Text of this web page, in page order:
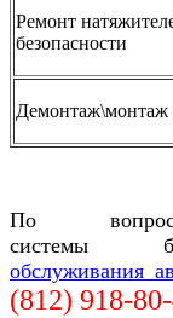
Ремонт
безопасности
Демонтаж\монтаж
По
системы
обслуживания
(812) 918-